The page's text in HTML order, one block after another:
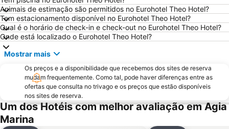
Georgioupolis
Lake Kournas
Giaourtoplimmira
Agii Apostoli
Kiani Akti
Topolia Gorge
Vamos Traditional Village
Animais de estimação são permitidos no Eurohotel Theo Hotel?
Tem estacionamento disponível no Eurohotel Theo Hotel?
Qual é o horário de check-in e check-out no Eurohotel Theo Hotel?
Onde está localizado o Eurohotel Theo Hotel?
Mostrar mais
Os preços e a disponibilidade que recebemos dos sites de reserva
mudam frequentemente. Como tal, pode haver diferenças entre as
ofertas que consulta no trivago e os preços que estão disponíveis
nos sites de reserva.
Um dos Hotéis com melhor avaliação em Agia
Marina